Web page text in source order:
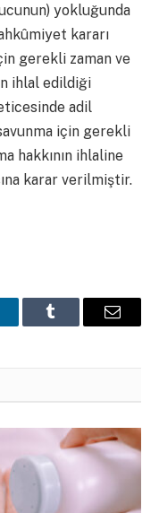
yokluğunda
kararı
gerekli zaman ve
ihlal edildiği
adil
için gerekli
hakkının ihlaline
karar verilmiştir.
Tumblr Email